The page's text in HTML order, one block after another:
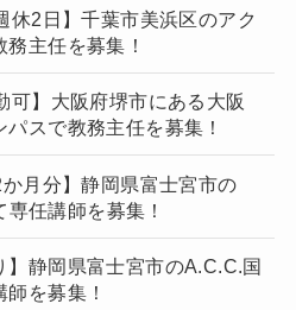
休2日】千葉市美浜区のアク
主任を募集！
可】大阪府堺市にある大阪
スで教務主任を募集！
月分】静岡県富士宮市の
任講師を募集！
】静岡県富士宮市のA.C.C.国
を募集！